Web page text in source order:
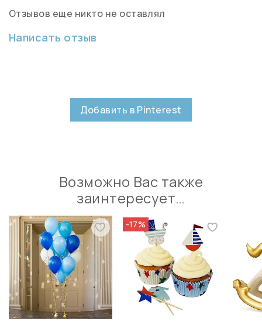
Отзывов еще никто не оставлял
Написать отзыв
Добавить в Pinterest
Возможно Вас также
заинтересует…
-17%